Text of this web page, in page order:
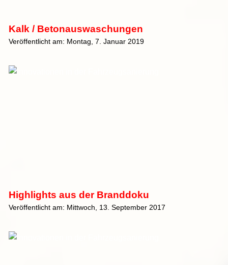
Kalk / Betonauswaschungen
Veröffentlicht am: Montag, 7. Januar 2019
Highlights aus der Branddoku
Veröffentlicht am: Mittwoch, 13. September 2017